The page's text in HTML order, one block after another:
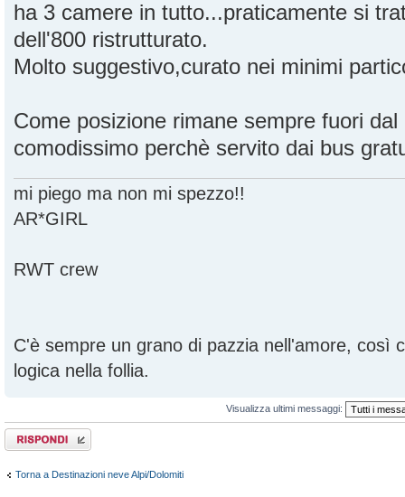
ha 3 camere in tutto...praticamente si
dell'800 ristrutturato.
Molto suggestivo,curato nei minimi
Come posizione rimane sempre fuori
comodissimo perchè servito dai bus
mi piego ma non mi spezzo!!
AR*GIRL
RWT crew
C'è sempre un grano di pazzia nell'amore, così
logica nella follia.
Visualizza ultimi messaggi:
Rispondi al
messaggio
Torna a Destinazioni neve Alpi/Dolomiti